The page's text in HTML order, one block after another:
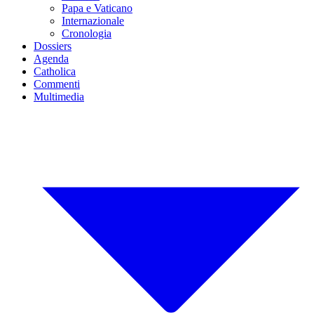
Papa e Vaticano
Internazionale
Cronologia
Dossiers
Agenda
Catholica
Commenti
Multimedia